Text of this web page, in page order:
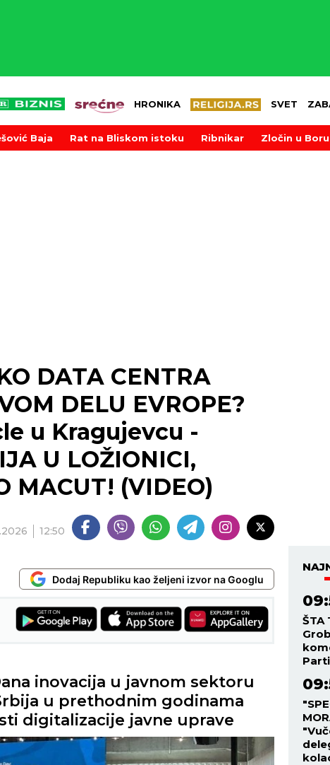
HRONIKA SVET
Baja Rat na Bliskom istoku Ribnikar Zločin u Boru
DATA CENTRA
DELU EVROPE?
u Kragujevcu -
U LOŽIONICI,
MACUT! (VIDEO)
12:50
Dodaj Republiku kao željeni izvor na Googlu
inovacija u javnom sektoru
u prethodnim godinama
digitalizacije javne uprave
ŠTA